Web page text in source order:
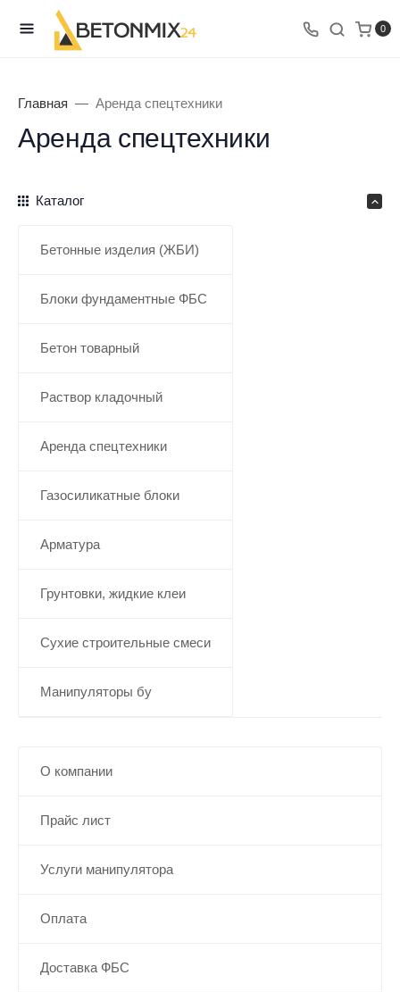
0
Главная Аренда спецтехники
Аренда спецтехники
Каталог
Бетонные изделия (ЖБИ)
Блоки фундаментные ФБС
Бетон товарный
Раствор кладочный
Аренда спецтехники
Газосиликатные блоки
Арматура
Грунтовки, жидкие клеи
Сухие строительные смеси
Манипуляторы бу
О компании
Прайс лист
Услуги манипулятора
Оплата
Доставка ФБС